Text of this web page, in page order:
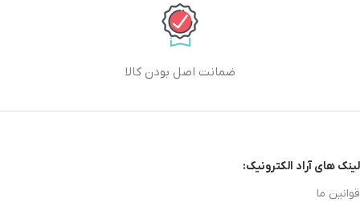
ضمانت اصل بودن کالا
لینک های آراد الکترونیک:
قوانین ما